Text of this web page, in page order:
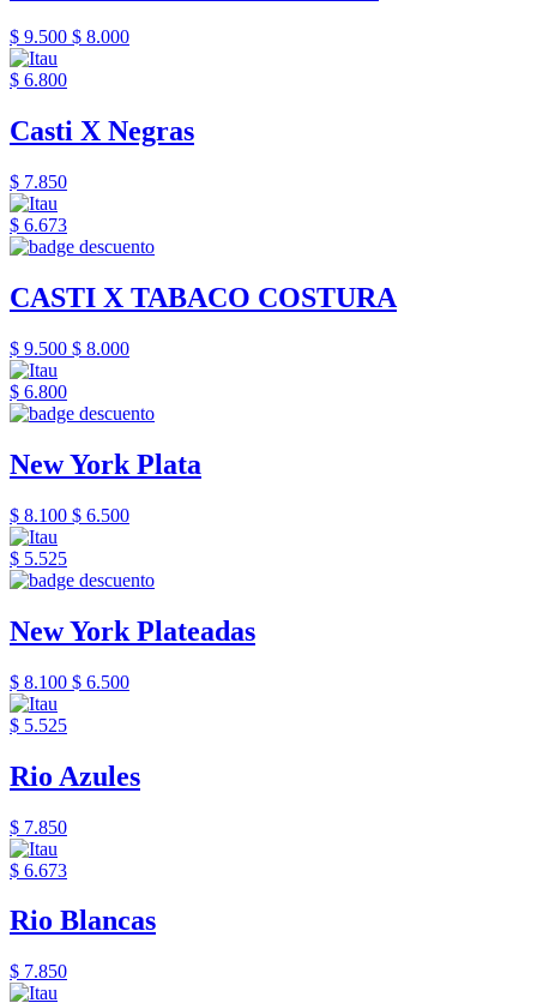
$ 9.500 $ 8.000
$ 6.800
Casti X Negras
$ 7.850
$ 6.673
CASTI X TABACO COSTURA
$ 9.500 $ 8.000
$ 6.800
New York Plata
$ 8.100 $ 6.500
$ 5.525
New York Plateadas
$ 8.100 $ 6.500
$ 5.525
Rio Azules
$ 7.850
$ 6.673
Rio Blancas
$ 7.850